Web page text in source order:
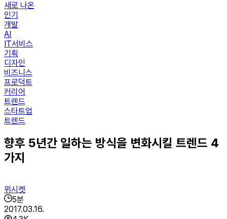
새로 나온
인기
개발
AI
IT서비스
기획
디자인
비즈니스
프로덕트
커리어
트렌드
스타트업
트렌드
향후 5년간 일하는 방식을 변화시킬 트렌드 4
가지
위시켓
5분
2017.03.16.